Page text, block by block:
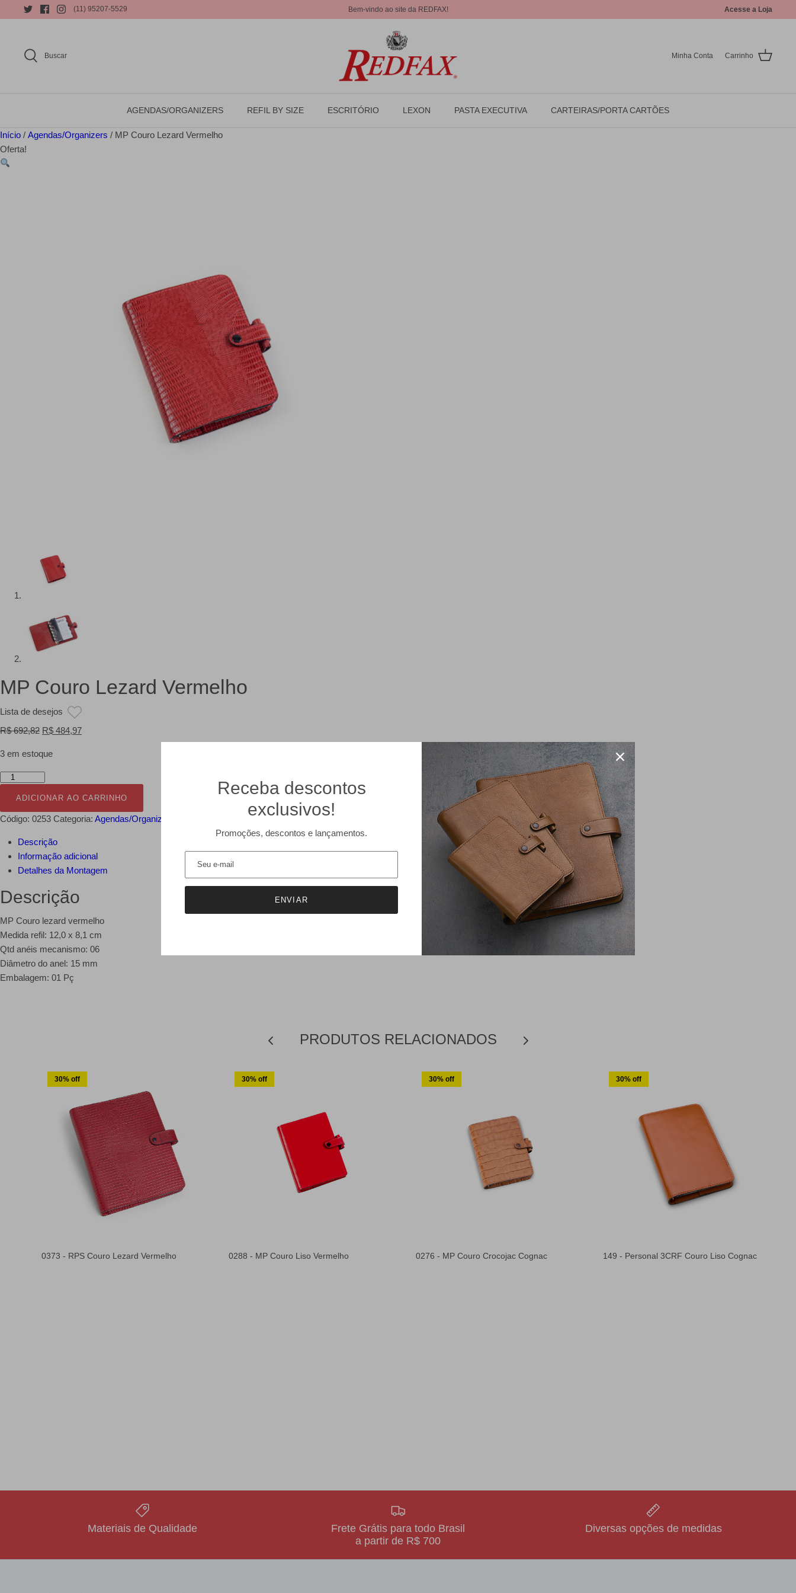
(11) 95207-5529 Bem-vindo ao site da REDFAX! Acesse a Loja
Buscar Minha Conta Carrinho
AGENDAS/ORGANIZERS REFIL BY SIZE ESCRITÓRIO LEXON PASTA EXECUTIVA CARTEIRAS/PORTA CARTÕES
Início / Agendas/Organizers / MP Couro Lezard Vermelho
Oferta!
MP Couro Lezard Vermelho
Lista de desejos
R$692,82 O
original
era:
R$ 692,82.
R$ 484,97O
R$ 484,97.
3 em estoque
MP
Vermelho
ADICIONAR AO CARRINHO
Código: 0253 Categoria: Agendas/Organizers
Descrição
Informação adicional
Detalhes da Montagem
Descrição
MP Couro lezard vermelho
Medida refil: 12,0 x 8,1 cm
Qtd anéis mecanismo: 06
Diâmetro do anel: 15 mm
Embalagem: 01 Pç
PRODUTOS RELACIONADOS
30% off
0373 - RPS Couro Lezard Vermelho
30% off
0288 - MP Couro Liso Vermelho
30% off
0276 - MP Couro Crocojac Cognac
30% off
149 - Personal 3CRF Couro Liso Cognac
Materiais de Qualidade
Frete Grátis para todo Brasil
a partir de R$ 700
Diversas opções de medidas
Receba descontos
exclusivos!
Promoções, descontos e lançamentos.
ENVIAR